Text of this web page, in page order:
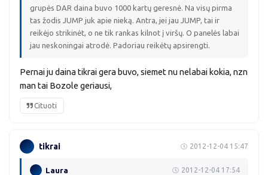
grupės DAR daina buvo 1000 kartų geresnė. Na visų pirma
tas žodis JUMP juk apie nieką. Antra, jei jau JUMP, tai ir
reikėjo strikinėt, o ne tik rankas kilnot į viršų. O panelės labai
jau neskoningai atrodė. Padoriau reikėtų apsirengti.
Pernai ju daina tikrai gera buvo, siemet nu nelabai kokia, nzn
man tai Bozole geriausi,
Cituoti
tikrai 2012-12-04 15:47
Laura 2012-12-04 17:54